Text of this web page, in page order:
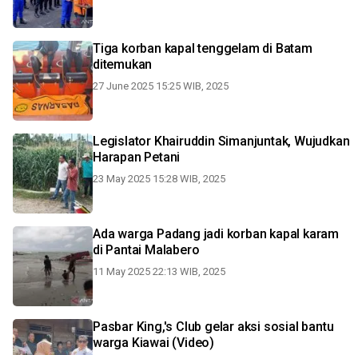
Tiga korban kapal tenggelam di Batam
ditemukan
27 June 2025 15:25 WIB, 2025
Legislator Khairuddin Simanjuntak, Wujudkan
Harapan Petani
23 May 2025 15:28 WIB, 2025
Ada warga Padang jadi korban kapal karam
di Pantai Malabero
11 May 2025 22:13 WIB, 2025
Pasbar King,'s Club gelar aksi sosial bantu
warga Kiawai (Video)